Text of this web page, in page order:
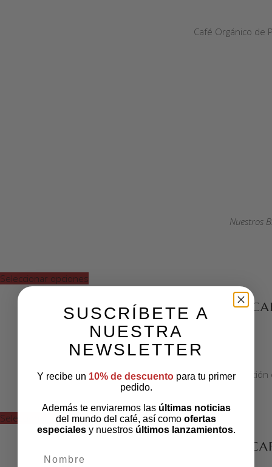
Café Orgánico de
Nuestros
Seleccionar opciones
Deliciosa
Seleccionar opciones
SUSCRÍBETE A
NUESTRA
NEWSLETTER
Y recibe un 10% de descuentopara tu primer
pedido.
Además te enviaremos las últimas noticias
del mundo del café, así como ofertas
especialesy nuestros últimos lanzamientos.